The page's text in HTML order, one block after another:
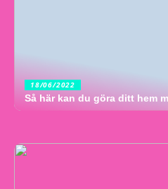
18/06/2022
Så här kan du göra ditt hem